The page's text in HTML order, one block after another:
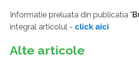
Informatie preluata din publicatia "
integral articolul - click aici
Alte articole